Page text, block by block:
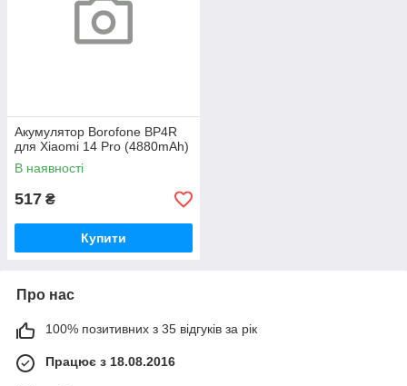
Акумулятор Borofone BP4R
для Xiaomi 14 Pro (4880mAh)
В наявності
517 ₴
Купити
Про нас
100% позитивних з 35 відгуків за рік
Працює з 18.08.2016